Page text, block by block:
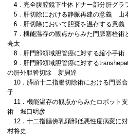
4．完全腹腔鏡下生体ドナー部分肝グ
5．肝切除における静脈再建の意義 山
6．肝切除において胆嚢を温存する意
7．機能温存の観点からみた門脈塞栓
亮太
8．肝門部領域胆管癌に対する縮小手
9．肝門部領域胆管癌に対する
の肝外胆管切除 新貝達
10．膵頭十二指腸切除術における門脈
子
11．機能温存の観点からみたロボット
術 堀口明彦
12．十二指腸傍乳頭部低悪性度病変に
村将史